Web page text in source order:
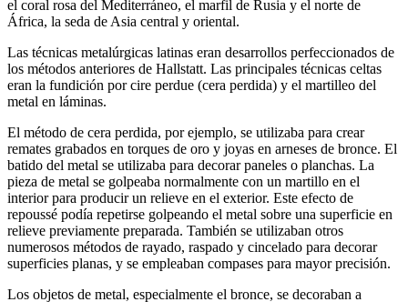
el coral rosa del Mediterráneo, el marfil de Rusia y el norte de
África, la seda de Asia central y oriental.
Las técnicas metalúrgicas latinas eran desarrollos perfeccionados de
los métodos anteriores de Hallstatt. Las principales técnicas celtas
eran la fundición porcire perdue (cera perdida) y el martilleo del
metal en láminas.
El método de cera perdida, por ejemplo, se utilizaba para crear
remates grabados en torques de oro y joyas en arneses de bronce. El
batido del metal se utilizaba para decorar paneles o planchas. La
pieza de metal se golpeaba normalmente con un martillo en el
interior para producir un relieve en el exterior. Este efecto de
repoussé podía repetirse golpeando el metal sobre una superficie en
relieve previamente preparada. También se utilizaban otros
numerosos métodos de rayado, raspado y cincelado para decorar
superficies planas, y se empleaban compases para mayor precisión.
Los objetos de metal, especialmente el bronce, se decoraban a